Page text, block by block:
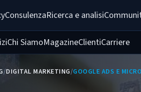
ConsulenzaRicerca e analisi
Chi SiamoMagazineClientiCarriere
/DIGITAL MARKETING/GOOGLE ADS E